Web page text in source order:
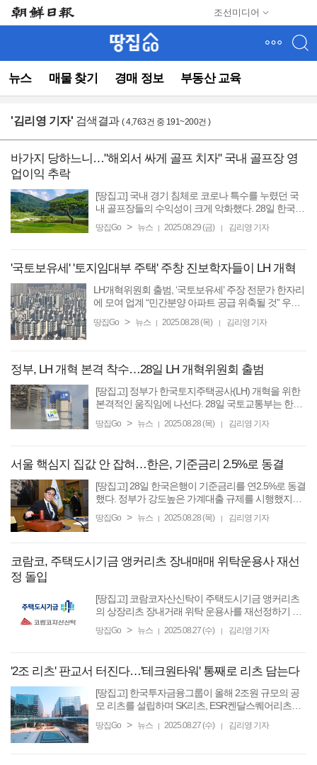
조선미디어
뉴스 매물 찾기 경매 정보 부동산 교육
뉴
(컨
영
동)
'김리영 기자' 검색결과 ( 4,763건 중 191~200건 )
바가지 당하느니…"해외서 싸게 골프 치자" 국내 골프장 영
업이익 추락
[땅집고] 국내 경기 침체로 코로나 특수를 누렸던 국
내 골프장들의 수익성이 크게 악화했다. 28일 한국레
실적 분석 자료에 따르면, 올 상반기 골프장 15개사
땅집Go > 뉴스 2025.08.29 (금) 김리영 기자
'국토보유세' '토지임대부 주택' 주창 진보학자들이 LH 개혁
LH개혁위원회 출범, ‘국토보유세’ 주장 전문가 한자리
에 모여 업계 “민간분양 아파트 공급 위축될 것” 우려
개혁위원회와 민간 위원 위촉하는 등 본격적인 움직
땅집Go > 뉴스 | 2025.08.28 (목) | 김리영 기자
정부, LH 개혁 본격 착수…28일 LH 개혁위원회 출범
[땅집고] 정부가 한국토지주택공사(LH) 개혁을 위한
본격적인 움직임에 나선다. 28일 국토교통부는 한국
위촉식을 열고, 민간 위원장과 국토교통부 1차관을
땅집Go > 뉴스 | 2025.08.28 (목) | 김리영 기자
서울 핵심지 집값 안 잡혀…한은, 기준금리 2.5%로 동결
[땅집고] 28일 한국은행이 기준금리를 연2.5%로 동결
했다. 정부가 강도높은 가계대출 규제를 시행했지만,
시장이 불안정한데 따른 조치다. 이날 한국은행 금융
땅집Go > 뉴스 | 2025.08.28 (목) | 김리영 기자
코람코, 주택도시기금 앵커리츠 장내매매 위탁운용사 재선
정 돌입
[땅집고] 코람코자산신탁이 주택도시기금 앵커리츠
의 상장리츠 장내거래 위탁 운용사를 재선정하기 위
지난 2020년 국토교통부가 주택도시기금을 통해 조
땅집Go > 뉴스 2025.08.27 (수) 김리영 기자
'2조 리츠' 판교서 터진다…'테크원타워' 통째로 리츠 담는다
[땅집고] 한국투자금융그룹이 올해 2조원 규모의 공
모 리츠를 설립하며 SK리츠, ESR켄달스퀘어리츠에
형 리츠 출범으로 국내 리츠 시장의 판도를 바꿀 것으
땅집Go > 뉴스 | 2025.08.27 (수) | 김리영 기자